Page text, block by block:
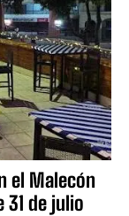
el Malecón
de julio